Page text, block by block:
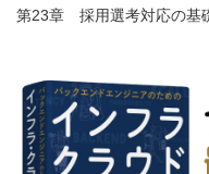
第23章 採用選考対応の基